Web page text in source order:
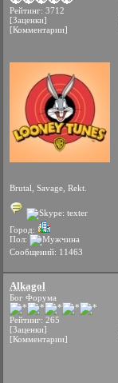
Рейтинг: 3712
[Заценки]
[Комментарии]
Brutal, Savage, Rekt.
Город:
Пол:
Сообщений: 11463
Alkagol
Бог Форума
Рейтинг: 265
[Заценки]
[Комментарии]